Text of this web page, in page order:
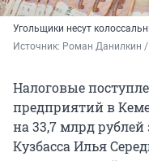
Угольщики несут
Источник: Роман Данилкин /
Налоговые
предприятий в
на 33,7 млрд рублей
Кузбасса Илья